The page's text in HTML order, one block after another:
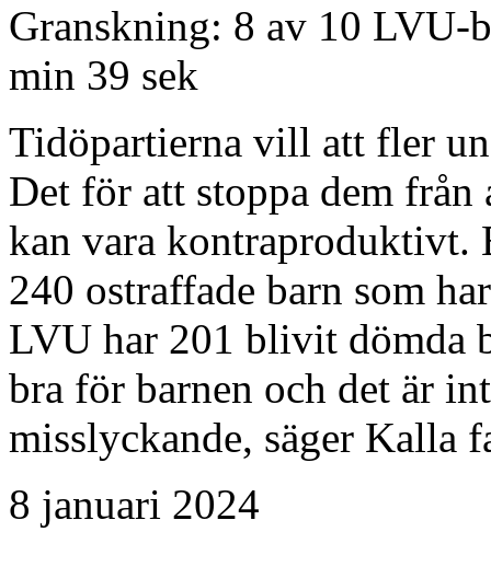
Granskning: 8 av 10 LVU-
min 39 sek
Tidöpartierna vill att fler
Det för att stoppa dem
kan vara kontraproduktivt.
240 ostraffade barn som
LVU har 201 blivit dömda
bra för barnen och det är
misslyckande, säger Kalla
8 januari 2024